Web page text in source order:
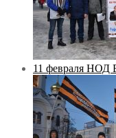
11 февраля НОД